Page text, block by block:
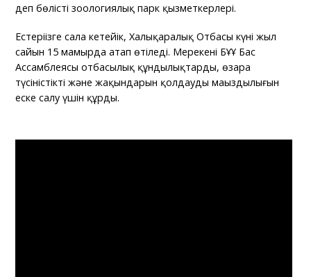
деп бөлісті зоологиялық парк қызметкерлері.
Естеріңізге сала кетейік, Халықаралық Отбасы күні жыл
сайын 15 мамырда атап өтіледі. Мерекені БҰҰ Бас
Ассамблеясы отбасылық құндылықтардың, өзара
түсіністіктің және жақындарын қолдаудың маңыздылығын
еске салу үшін құрды.